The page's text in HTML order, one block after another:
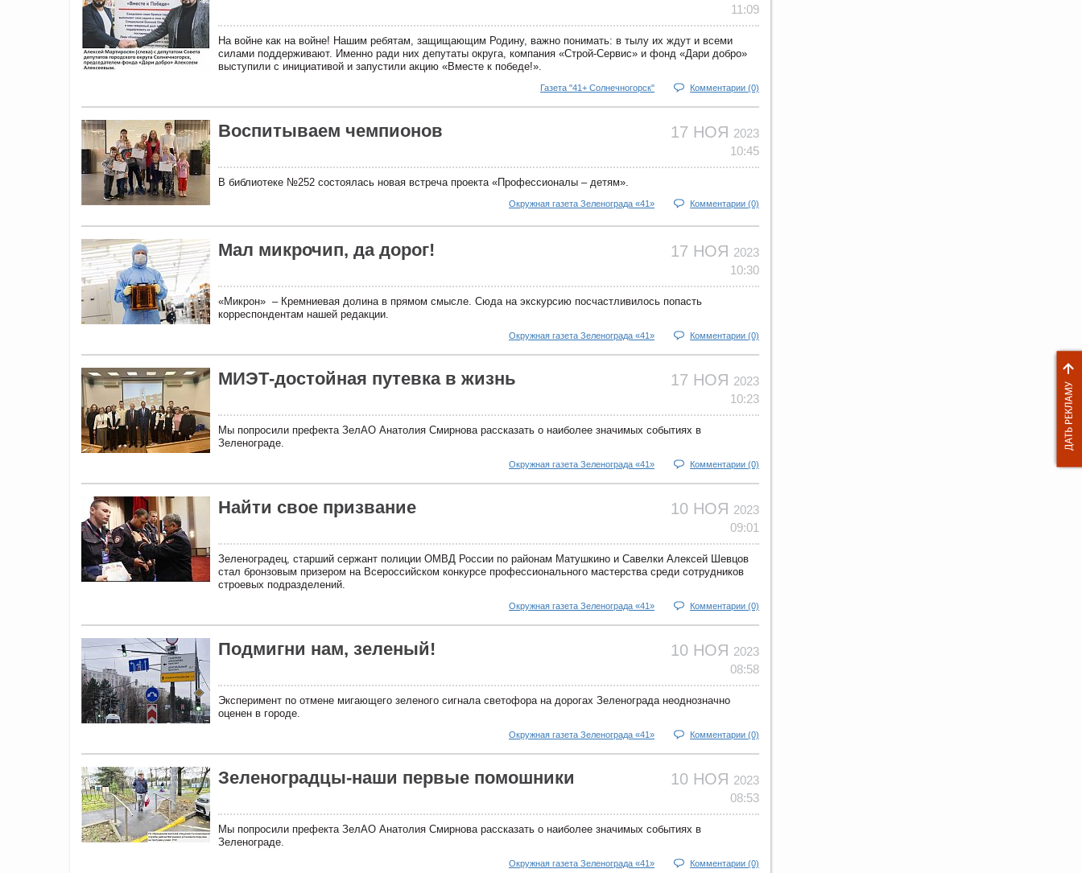
11:09
На войне как на войне! Нашим ребятам, защищающим Родину, важно понимать: в тылу их ждут и всеми
силами поддерживают. Именно ради них депутаты округа, компания «Строй-Сервис» и фонд «Дари добро»
выступили с инициативой и запустили акцию «Вместе к победе!».
Газета "41+ Солнечногорск" Комментарии (0)
17 НОЯ 2023
10:45
Воспитываем чемпионов
В библиотеке №252 состоялась новая встреча проекта «Профессионалы – детям».
Окружная газета Зеленограда «41» Комментарии (0)
17 НОЯ 2023
10:30
Мал микрочип, да дорог!
«Микрон» – Кремниевая долина в прямом смысле. Сюда на экскурсию посчастливилось попасть
корреспондентам нашей редакции.
Окружная газета Зеленограда «41» Комментарии (0)
17 НОЯ 2023
10:23
МИЭТ-достойная путевка в жизнь
Мы попросили префекта ЗелАО Анатолия Смирнова рассказать о наиболее значимых событиях в
Зеленограде.
Окружная газета Зеленограда «41» Комментарии (0)
10 НОЯ 2023
09:01
Найти свое призвание
Зеленоградец, старший сержант полиции ОМВД России по районам Матушкино и Савелки Алексей Шевцов
стал бронзовым призером на Всероссийском конкурсе профессионального мастерства среди сотрудников
строевых подразделений.
Окружная газета Зеленограда «41» Комментарии (0)
10 НОЯ 2023
08:58
Подмигни нам, зеленый!
Эксперимент по отмене мигающего зеленого сигнала светофора на дорогах Зеленограда неоднозначно
оценен в городе.
Окружная газета Зеленограда «41» Комментарии (0)
10 НОЯ 2023
08:53
Зеленоградцы-наши первые помошники
Мы попросили префекта ЗелАО Анатолия Смирнова рассказать о наиболее значимых событиях в
Зеленограде.
Окружная газета Зеленограда «41» Комментарии (0)